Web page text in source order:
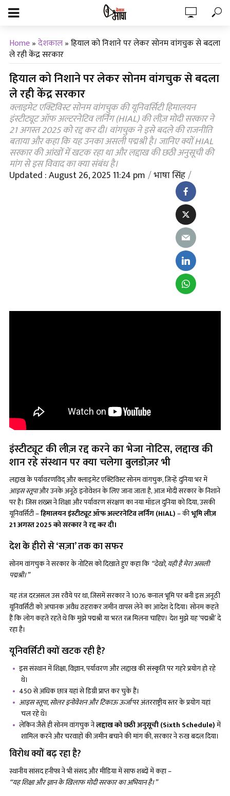
Home»देशकाल»हियाल को निशाने पर लेकर सोनम वांगचुक से बदला
ले रही केंद्र सरकार
हियाल को निशाने पर लेकर सोनम वांगचुक से बदला
ले रही केंद्र सरकार
क्लाइमेट एक्टिविस्ट सोनम वांगचुक की यूनिवर्सिटी हिमालयन
इंस्टीट्यूट ऑफ अल्टरनेटिव लर्निंग (HIAL) की लीज़ मोदी सरकार ने
21 अगस्त 2025 को रद्द कर दी। वांगचुक ने इसे बदले की राजनीति
बताया और कहा कि यह उनका असली पद्मश्री है। जानिए क्यों HIAL
सरकार की आंखों में खटक रहा था और लद्दाख की छठी अनुसूची की
मांग से इस विवाद का क्या संबंध है।
Updated : August 26, 2025 11:24 pm भाषा सिंह
इंस्टीट्यूट की लीज़ रद्द करने का भेजा नोटिस, लद्दाख की
शान रहे संस्थान पर क्या चलेगा बुलडोज़र भी
लद्दाख के पर्यावरणविद् और क्लाइमेट एक्टिविस्ट सोनम वांगचुक, जिन्हें दुनिया भर में
आइस स्तूपाऔर उनके अनूठे इनोवेशन के लिए जाना जाता है, आज मोदी सरकार के निशाने
पर हैं। जिस शख्स ने शिक्षा और पर्यावरण संरक्षण का नया मॉडल दुनिया को दिया, उसकी
यूनिवर्सिटी –हिमालयन इंस्टीट्यूट ऑफ अल्टरनेटिव लर्निंग (HIAL)– कीभूमि लीज़
21 अगस्त 2025 को सरकार ने रद्द कर दी।
देश के हीरो से ‘सज़ा’ तक का सफर
सोनम वांगचुक ने सरकार के नोटिस को दिखाते हुए कहा कि “देखो, यही है मेरा असली
पद्मश्री।”
यह तंज दरअसल उस रवैये पर था, जिसमें सरकार ने 1076 कनाल भूमि पर बनी इस अनूठी
यूनिवर्सिटी को अचानक अवैध ठहराकर जमीन वापस लेने का आदेश दे दिया। सोनम कहते
हैं कि लोग कहते रहते थे कि मुझे पद्मश्री या भरत रत्न मिलना चाहिए। देश मुझे यह ‘पद्मश्री’ दे
रहा है।
यूनिवर्सिटी क्यों खटक रही है?
इस संस्थान में शिक्षा, विज्ञान, पर्यावरण और लद्दाख की संस्कृति पर गहरे प्रयोग हो रहे
थे।
450 से अधिक छात्र यहां से डिग्री प्राप्त कर चुके हैं।
आइस स्तूपा, सोलर इनोवेशन और टिकाऊ ऊर्जापर अंतरराष्ट्रीय स्तर के प्रयोग यहां
चल रहे थे।
लेकिन जैसे ही सोनम वांगचुक नेलद्दाख को छठी अनुसूची (Sixth Schedule)में
शामिल करने और चरवाहों की ज़मीन बचाने की मांग की, सरकार ने रुख बदल दिया।
विरोध क्यों बढ़ रहा है?
स्थानीय सांसद हनीफा ने भी संसद और मीडिया में साफ शब्दों में कहा –
“यह शिक्षा और ज्ञान के खिलाफ मोदी सरकार का अभियान है।”